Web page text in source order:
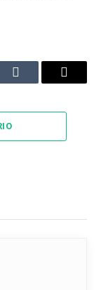
Tumblr Email